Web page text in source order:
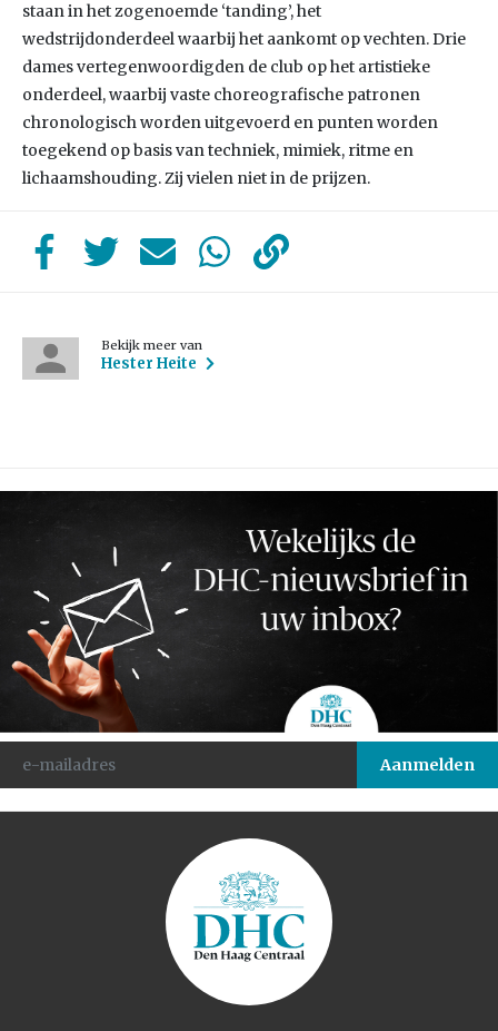
staan in het zogenoemde ‘tanding’, het
wedstrijdonderdeel waarbij het aankomt op vechten. Drie
dames vertegenwoordigden de club op het artistieke
onderdeel, waarbij vaste choreografische patronen
chronologisch worden uitgevoerd en punten worden
toegekend op basis van techniek, mimiek, ritme en
lichaamshouding. Zij vielen niet in de prijzen.
Bekijk meer van
Hester Heite